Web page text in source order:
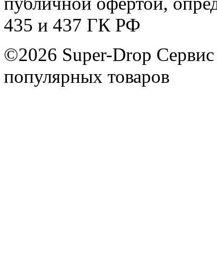
435 и 437 ГК РФ
©2026 Super-Drop
популярных товаров